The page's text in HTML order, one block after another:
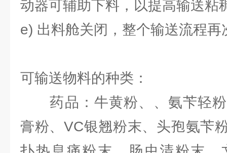
动器可辅助下料，以提高输送粘
e) 出料舱关闭，整个输送流程再
可输送物料的种类：
药品：牛黄粉、、氨苄轻粉
膏粉、VC银翘粉末、头孢氨苄